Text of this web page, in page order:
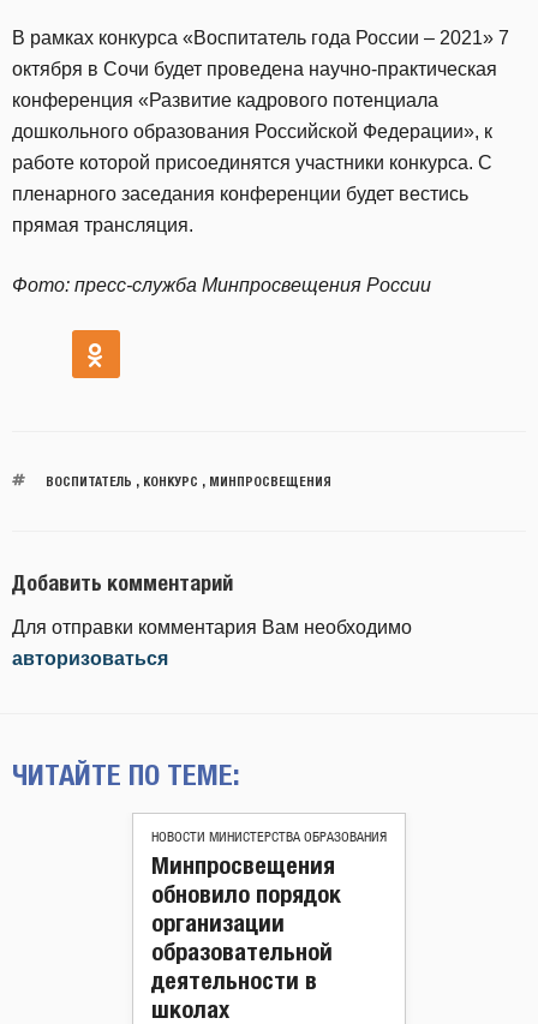
В рамках конкурса «Воспитатель года России – 2021» 7
октября в Сочи будет проведена научно-практическая
конференция «Развитие кадрового потенциала
дошкольного образования Российской Федерации», к
работе которой присоединятся участники конкурса. С
пленарного заседания конференции будет вестись
прямая трансляция.
Фото: пресс-служба Минпросвещения России
ВОСПИТАТЕЛЬ , КОНКУРС , МИНПРОСВЕЩЕНИЯ
Добавить комментарий
Для отправки комментария Вам необходимо
авторизоваться
ЧИТАЙТЕ ПО ТЕМЕ:
НОВОСТИ МИНИСТЕРСТВА ОБРАЗОВАНИЯ
Минпросвещения
обновило порядок
организации
образовательной
деятельности в
школах